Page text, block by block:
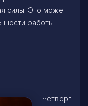
силы. Это может
работы
Четверг